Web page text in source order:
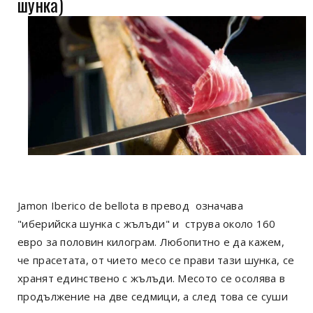
Jamon Iberico de bellota в превод означава
"иберийска шунка с жълъди" и струва около 160
евро за половин килограм. Любопитно е да кажем,
че прасетата, от чието месо се прави тази шунка, се
хранят единствено с жълъди. Месото се осолява в
продължение на две седмици, а след това се суши